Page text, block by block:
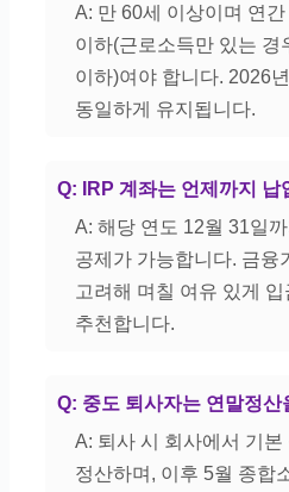
A: 만 60세 이상이며 연
이하(근로소득만 있는 경
이하)여야 합니다. 2026
동일하게 유지됩니다.
Q: IRP 계좌는 언제까지 납
A: 해당 연도 12월 31일
공제가 가능합니다. 금융
고려해 며칠 여유 있게
추천합니다.
Q: 중도 퇴사자는 연말정산
A: 퇴사 시 회사에서 기본
정산하며, 이후 5월 종합